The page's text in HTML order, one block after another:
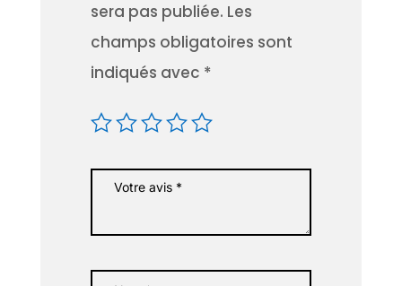
sera pas publiée. Les
champs obligatoires sont
indiqués avec *